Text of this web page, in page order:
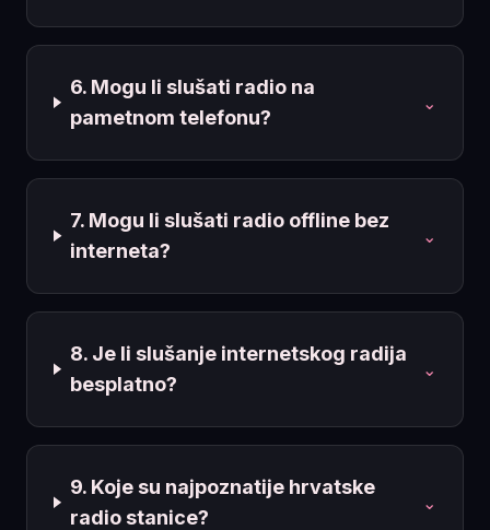
6. Mogu li slušati radio na
pametnom telefonu?
⌄
7. Mogu li slušati radio offline bez
interneta?
⌄
8. Je li slušanje internetskog radija
besplatno?
⌄
9. Koje su najpoznatije hrvatske
radio stanice?
⌄